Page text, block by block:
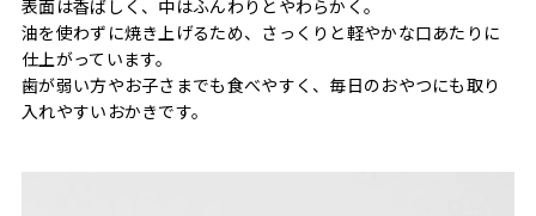
表面は香ばしく、中はふんわりとやわらかく。
油を使わずに焼き上げるため、さっくりと軽やかな口あたりに
仕上がっています。
歯が弱い方やお子さまでも食べやすく、毎日のおやつにも取り
入れやすいおかきです。